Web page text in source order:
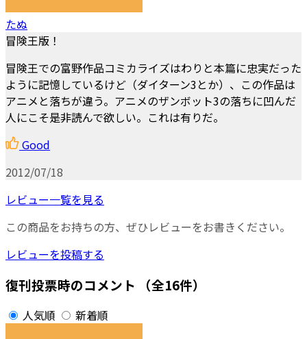
たぬ
冒険王版！
冒険王での富野作品コミカライズはわりと本篇に忠実だった
ように記憶しているけど（ダイターン3とか）、この作品は
アニメと落ちが違う。アニメのザンボット3の落ちに凹んだ
人にこそ是非読んで欲しい。これは有りだ。
Good
2012/07/18
レビュー一覧を見る
この商品をお持ちの方、ぜひレビューをお書きください。
レビューを投稿する
復刊投票時のコメント （全16件）
人気順 新着順